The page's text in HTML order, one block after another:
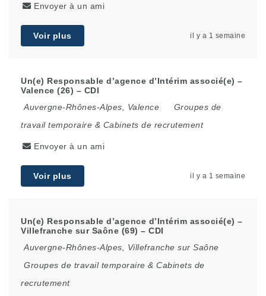
Envoyer à un ami
Voir plus il y a 1 semaine
Un(e) Responsable d’agence d’Intérim associé(e) –
Valence (26) – CDI
Auvergne-Rhônes-Alpes
Valence
Groupes de
travail temporaire & Cabinets de recrutement
Envoyer à un ami
Voir plus il y a 1 semaine
Un(e) Responsable d’agence d’Intérim associé(e) –
Villefranche sur Saône (69) – CDI
Auvergne-Rhônes-Alpes
Villefranche sur Saône
Groupes de travail temporaire & Cabinets de
recrutement